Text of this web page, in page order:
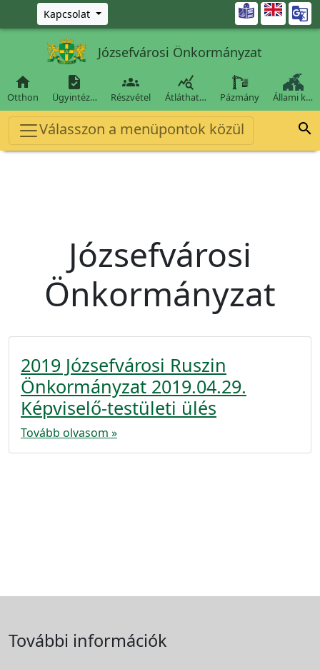
Ugrás a fő tartalomra
Kapcsolat 
Józsefvárosi Önkormányzat

Otthon

Ügyintéz…

Részvétel

Átláthat… Pázmány Állami k…
Válasszon a menüpontok közül 
Józsefvárosi
Önkormányzat
2019 Józsefvárosi Ruszin
Önkormányzat 2019.04.29.
Képviselő-testületi ülés
Tovább olvasom »
További információk